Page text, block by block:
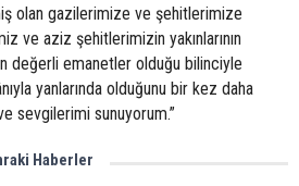
olan gazilerimize ve şehitlerimize
ve aziz şehitlerimizin yakınlarının
değerli emanetler olduğu bilinciyle
yanlarında olduğunu bir kez daha
sevgilerimi sunuyorum.”
Haberler